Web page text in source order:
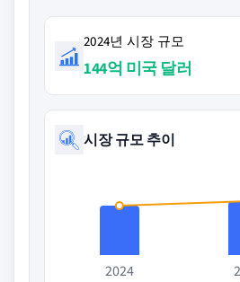
2024년 시장 규모
144억 미국 달러
시장 규모 추이
2024